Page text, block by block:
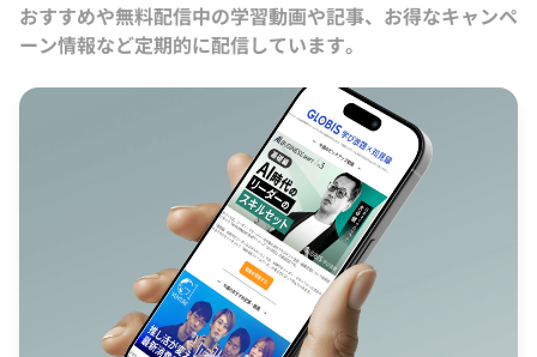
おすすめや無料配信中の学習動画や記事、お得なキャンペ
ーン情報など定期的に配信しています。